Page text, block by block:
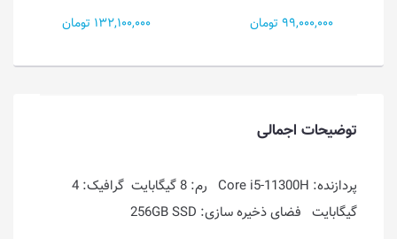
132,100,000 تومان
386,500,000 تومان
توضیحات اجمالی
پردازنده: Core i5-11300H رم: 8 گیگابایت گرافیک: 4
گیگابایت فضای ذخیره سازی: 256GB SSD